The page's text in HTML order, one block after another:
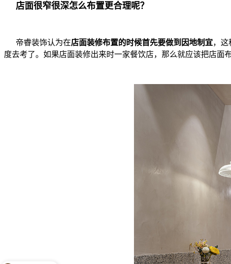
店面很窄很深怎么布置更合理呢？
帝睿装饰认为在店面装修布置的时候首先要做到因地制宜，
度去考了。如果店面装修出来时一家餐饮店，那么就应该把店面